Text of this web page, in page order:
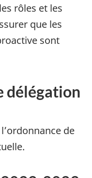
rôles et les
que les
sont
délégation
de